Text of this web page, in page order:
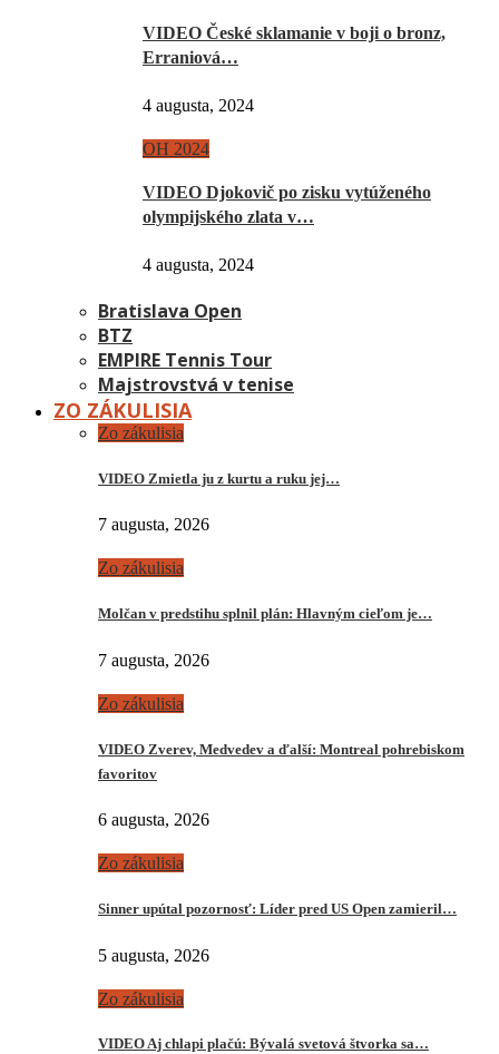
VIDEO České sklamanie v boji o bronz,
Erraniová…
4 augusta, 2024
OH 2024
VIDEO Djokovič po zisku vytúženého
olympijského zlata v…
4 augusta, 2024
Bratislava Open
BTZ
EMPIRE Tennis Tour
Majstrovstvá v tenise
ZO ZÁKULISIA
Zo zákulisia
VIDEO Zmietla ju z kurtu a ruku jej…
7 augusta, 2026
Zo zákulisia
Molčan v predstihu splnil plán: Hlavným cieľom je…
7 augusta, 2026
Zo zákulisia
VIDEO Zverev, Medvedev a ďalší: Montreal pohrebiskom
favoritov
6 augusta, 2026
Zo zákulisia
Sinner upútal pozornosť: Líder pred US Open zamieril…
5 augusta, 2026
Zo zákulisia
VIDEO Aj chlapi plačú: Bývalá svetová štvorka sa…